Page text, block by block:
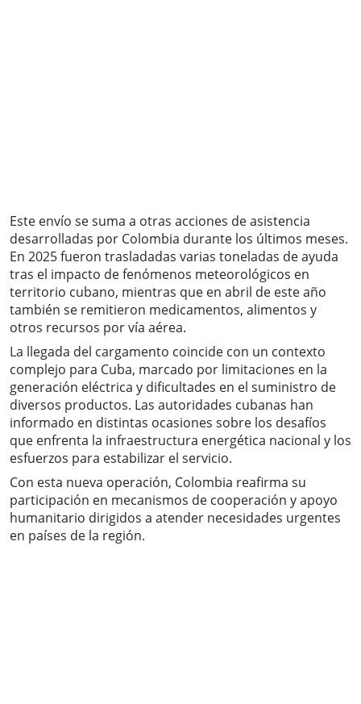
Este envío se suma a otras acciones de asistencia
desarrolladas por Colombia durante los últimos meses.
En 2025 fueron trasladadas varias toneladas de ayuda
tras el impacto de fenómenos meteorológicos en
territorio cubano, mientras que en abril de este año
también se remitieron medicamentos, alimentos y
otros recursos por vía aérea.
La llegada del cargamento coincide con un contexto
complejo para Cuba, marcado por limitaciones en la
generación eléctrica y dificultades en el suministro de
diversos productos. Las autoridades cubanas han
informado en distintas ocasiones sobre los desafíos
que enfrenta la infraestructura energética nacional y los
esfuerzos para estabilizar el servicio.
Con esta nueva operación, Colombia reafirma su
participación en mecanismos de cooperación y apoyo
humanitario dirigidos a atender necesidades urgentes
en países de la región.